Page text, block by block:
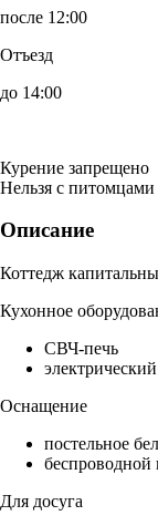
после 12:00
Отъезд
до 14:00
Курение запрещено
Нельзя с питомцами
Описание
Коттедж
Кухонное
СВЧ-печь
Оснащение
постельное
беспроводной
Для досуга